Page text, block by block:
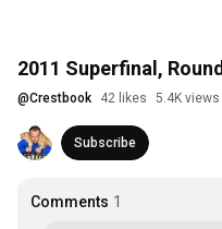
2011 Superfinal,
@Crestbook 42 likes 5.4K views
Subscribe
Comments 1